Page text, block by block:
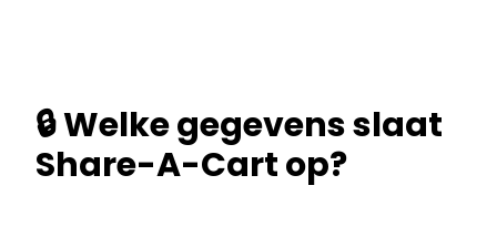
🔒 Welke gegevens slaat
Share-A-Cart op?